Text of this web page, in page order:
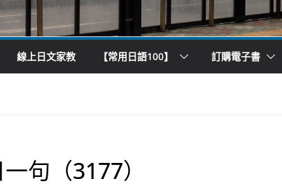
線上日文家教 【常用日語100】 訂購電子書
句（3177）